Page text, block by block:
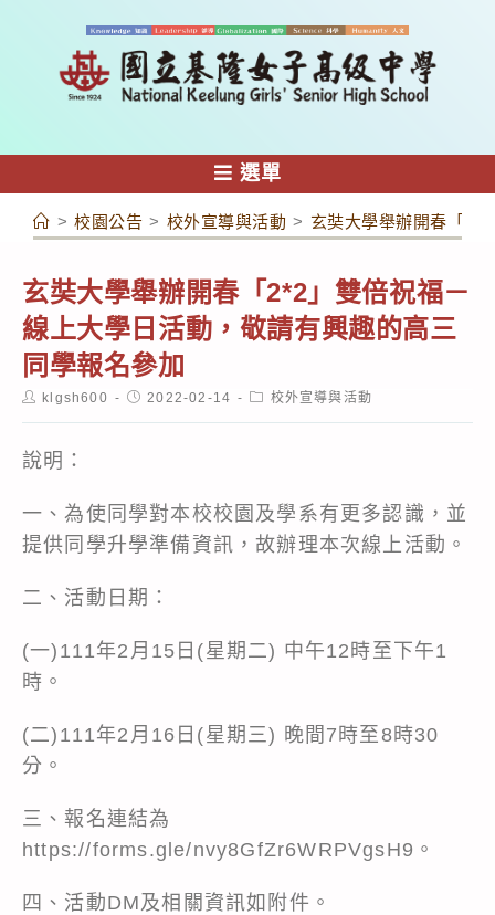
容
選單
> 校園公告 > 校外宣導與活動 > 玄奘大學舉辦開春「
玄奘大學舉辦開春「2*2」雙倍祝福－
線上大學日活動，敬請有興趣的高三
同學報名參加
Postklgsh600
Post2022-02-14
Post校外宣導與活動
說明：
一、為使同學對本校校園及學系有更多認識，並
提供同學升學準備資訊，故辦理本次線上活動。
二、活動日期：
(一)111年2月15日(星期二) 中午12時至下午1
時。
(二)111年2月16日(星期三) 晚間7時至8時30
分。
三、報名連結為
https://forms.gle/nvy8GfZr6WRPVgsH9 。
四、活動DM及相關資訊如附件。